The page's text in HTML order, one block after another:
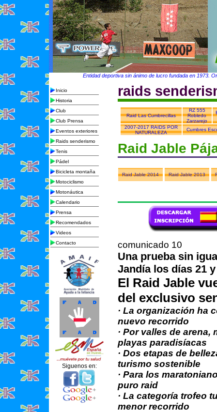
Entidad deportiva sin ánimo de lucro fundada en 1973.
Inicio
Historia
Club
Club Prensa
Eventos exteriores
Raids senderismo
Tenis
Pádel
Bicicleta montaña
Motociclismo
Motonáutica
Calendario
Prensa
Recomendados
Videos
Contacto
Siguenos en:
raids
Raid Las Cumbrecillas
RZ 555
Robledo
Zarzarejo
2007-2017 RAIDS POR
NATURALEZA
Cumbres
Raid Jable
Raid Jable 2014 Raid Jable 2013
comunicado 10
Una prueba sin
Jandía los días 21
El Raid Jable
del exclusivo
· La organización ha
nuevo recorrido
· Por valles de
playas paradisíacas
· Dos etapas de
turismo sostenible
· Para los
puro raid
· La categoría trofeo
menor recorrido